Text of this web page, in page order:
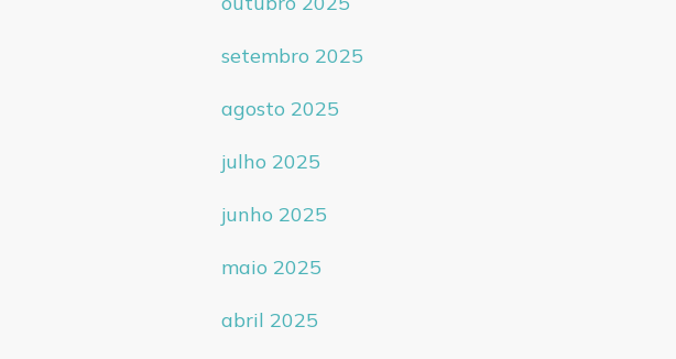
setembro 2025
agosto 2025
julho 2025
junho 2025
maio 2025
abril 2025